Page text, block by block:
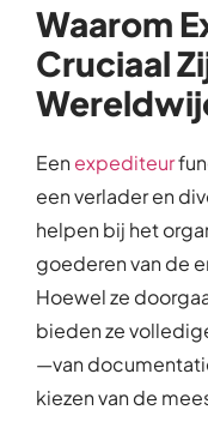
Waarom
Cruciaal
Eenexpediteur
een verlader en
helpen bij het
goederen van de
Hoewel ze
bieden ze
—van
kiezen van de